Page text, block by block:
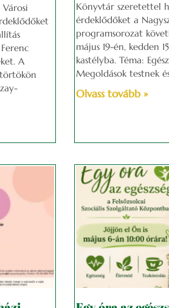
Városi
A
Könyvtár szeretettel
érdeklődőket a
programsorozat
május 19-én, kedden
kastélyba. Téma:
Megoldások testnek
Olvass tovább »